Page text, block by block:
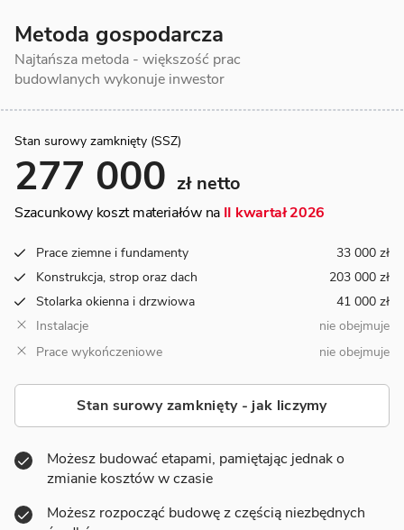
Metoda gospodarcza
Najtańsza metoda - większość prac
budowlanych wykonuje inwestor
Stan surowy zamknięty (SSZ)
277 000 zł netto
Szacunkowy koszt materiałów na II kwartał 2026
Prace ziemne i fundamenty
33 000 zł
Konstrukcja, strop oraz dach
203 000 zł
Stolarka okienna i drzwiowa
41 000 zł
Instalacje
nie obejmuje
Prace wykończeniowe
nie obejmuje
Stan surowy zamknięty - jak liczymy
Możesz budować etapami, pamiętając jednak o
zmianie kosztów w czasie
Możesz rozpocząć budowę z częścią niezbędnych